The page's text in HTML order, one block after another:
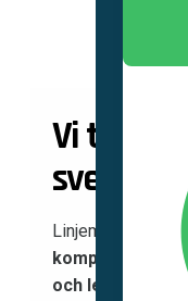
Vi tar
svenska
Linjemontages
komplexa
och